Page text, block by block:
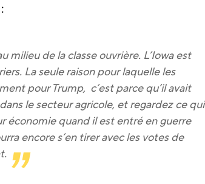
milieu de la classe ouvrière. L’Iowa est
La seule raison pour laquelle les
pour Trump, c’est parce qu’il avait
le secteur agricole, et regardez ce qui
économie quand il est entré en guerre
encore s’en tirer avec les votes de